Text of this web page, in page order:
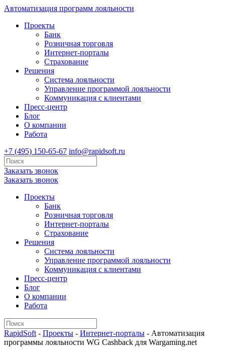
Автоматизация программ лояльности
Проекты
Банк
Розничная торговля
Интернет-порталы
Страхование
Решения
Система лояльности
Управление программой лояльности
Коммуникация с клиентами
Пресс-центр
Блог
О компании
Работа
+7 (495) 150-65-67 info@rapidsoft.ru
Заказать звонок
Заказать звонок
Проекты
Банк
Розничная торговля
Интернет-порталы
Страхование
Решения
Система лояльности
Управление программой лояльности
Коммуникация с клиентами
Пресс-центр
Блог
О компании
Работа
RapidSoft - Проекты - Интернет-порталы - Автоматизация
программы лояльности WG Cashback для Wargaming.net